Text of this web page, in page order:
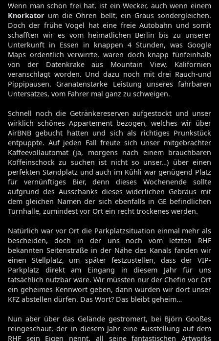
Wenn man schon frei hat, ist ein Wecker, auch wenn einem
Knorkator um die Ohren bellt, ein Graus sondergleichen.
Doch der frühe Vogel hat eine freie Autobahn und somit
schafften wir es vom heimatlichen Berlin bis zu unserer
Unterkunft in Essen in knappen 4 Stunden, was Google
Maps ordentlich verwirrte, waren doch knapp fünfeinhalb
von der Datenkrake aus Mountain View, Kalifornien
veranschlagt worden. Und dazu noch mit drei Rauch-und
Pippipausen. Granatenstarke Leistung unseres fahrbaren
Untersatzes, vom Fahrer mal ganz zu schweigen.
Schnell noch die Getränkereserven aufgestockt und unser
wirklich schönes Appartement bezogen, welches wir über
AirBNB gebucht hatten und sich als richtiges Prunkstück
entpuppte. Auf jeden Fall freute sich unser mitgebrachter
Kaffeevollautomat (ja, morgens nach einem brauchbaren
Koffeinschock zu suchen ist nicht so unser…) über einen
perfekten Standplatz und auch im Kühli war genügend Platz
für vernünftiges Bier, denn dieses Wochenende sollte
aufgrund des Ausschanks dieses widerlichen Gebräus mit
dem gleichen Namen der sich ebenfalls in GE befindlichen
Turnhalle, zumindest vor Ort ein recht trockenes werden.
Natürlich war vor Ort die Parkplatzsituation einmal mehr als
bescheiden, doch in der uns noch vom letzten RHF
bekannten Seitenstraße in der Nähe des Kanals fanden wir
einen Stellplatz, um später festzustellen, dass der VIP-
Parkplatz direkt am Eingang in diesem Jahr für uns
tatsächlich nutzbar wäre. Wir müssten nur der Chefin vor Ort
ein geheimes Kennwort geben, dann würden wir dort unser
KFZ abstellen dürfen. Das Wort? Das bleibt geheim…
Nun aber über das Gelände gestromert, bei Björn Gooßes
reingeschaut, der in diesem Jahr eine Ausstellung auf dem
RHF sein Eigen nennt, all seine fantastischen Artworks